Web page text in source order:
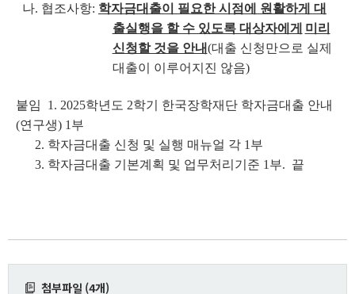
나. 협조사항: 학자금대출이 필요한 시점에 원활하게 대
출실행을 할 수 있도록 대상자에게 미리
신청할 것을 안내(대출 신청만으로 실제
대출이 이루어지진 않음)
붙임 1. 2025학년도 2학기 한국장학재단 학자금대출 안내
(연구생) 1부
2. 학자금대출 신청 및 실행 매뉴얼 각 1부
3. 학자금대출 기본계획 및 업무처리기준 1부. 끝
첨부파일 (4개)